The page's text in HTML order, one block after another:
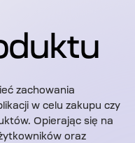
zachowania
w celu zakupu czy
Opierając się na
oraz